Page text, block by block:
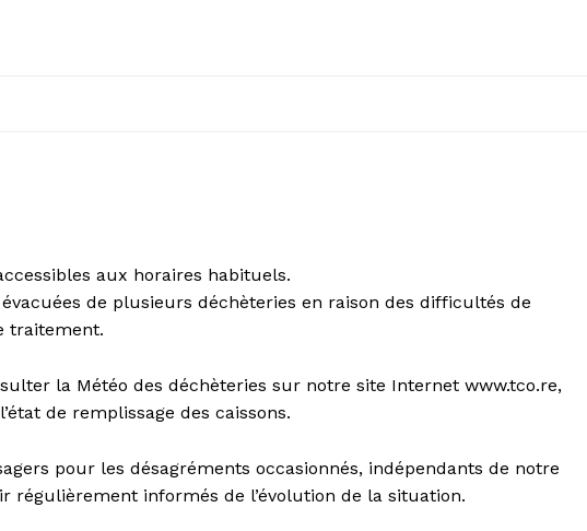
aux horaires habituels.
de plusieurs déchèteries en raison des difficultés de
traitement.
la Météo des déchèteries sur notre site Internet www.tco.re,
de remplissage des caissons.
pour les désagréments occasionnés, indépendants de notre
régulièrement informés de l’évolution de la situation.